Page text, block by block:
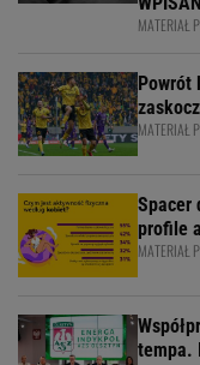
MATERIAŁ
Powrót
MATERIAŁ
Spacer
profile
MATERIAŁ
tempa.